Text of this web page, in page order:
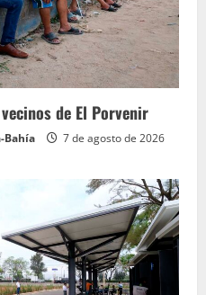
de El Porvenir
Bahía 7 de agosto de 2026